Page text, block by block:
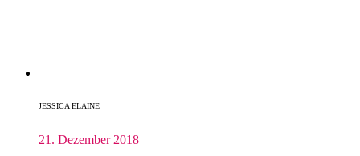
JESSICA ELAINE
21. Dezember 2018